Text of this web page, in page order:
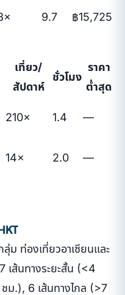
9.7 ฿15,725
เที่ยว/
สัปดาห์
ชั่วโมง
ราคา
ต่ำสุด
210× 1.4 —
14× 2.0 —
ม ท่องเที่ยวอาเซียนและ
เส้นทางระยะสั้น (<4
ม.), 6 เส้นทางไกล (>7